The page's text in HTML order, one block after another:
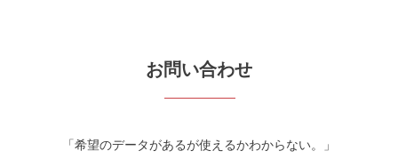
お問い合わせ
「希望のデータがあるが使えるかわからない。」